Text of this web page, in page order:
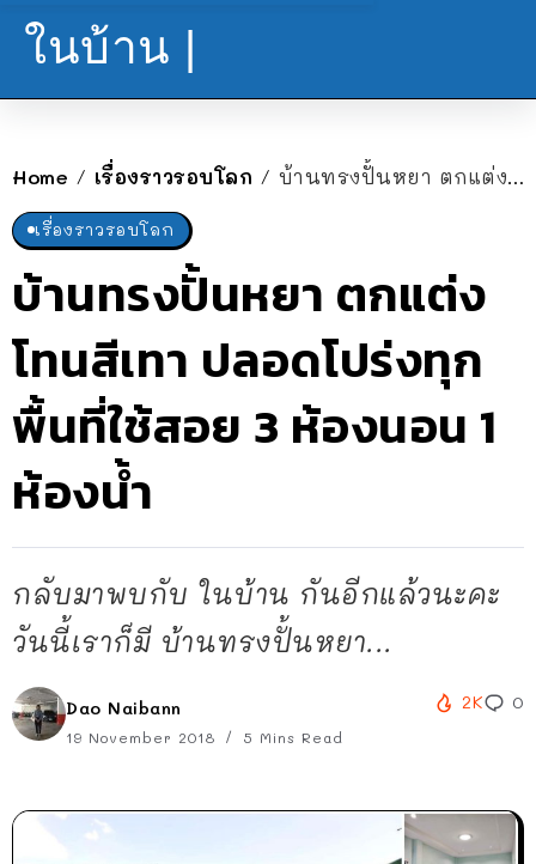
ในบ้าน |
Home / เรื่องราวรอบโลก / บ้านทรงปั้นหยา ตกแต่งโทนสีเทา ปลอดโปร่งทุกพื้นที่ใช้สอย 3 ห้องนอน 1 ห้องน้ำ
เรื่องราวรอบโลก
บ้านทรงปั้นหยา ตกแต่ง
โทนสีเทา ปลอดโปร่งทุก
พื้นที่ใช้สอย 3 ห้องนอน 1
ห้องน้ำ
กลับมาพบกับ ในบ้าน กันอีกแล้วนะคะ
วันนี้เราก็มี บ้านทรงปั้นหยา...
Dao Naibann
19 November 2018 5 Mins Read
2K 0